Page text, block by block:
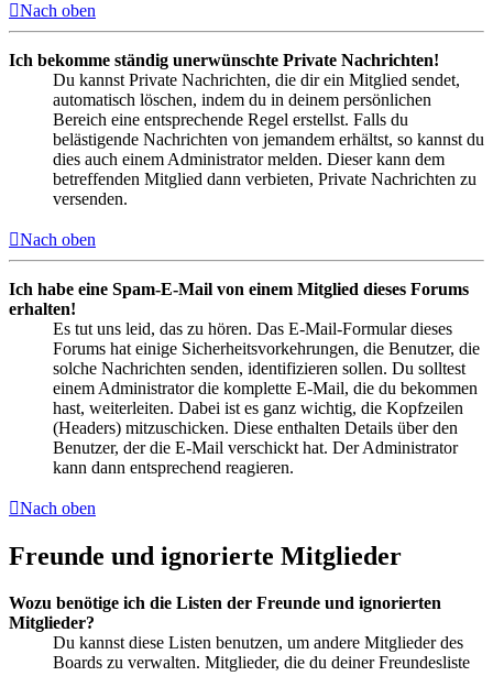
Nach oben
Ich bekomme ständig unerwünschte Private Nachrichten!
Du kannst Private Nachrichten, die dir ein Mitglied sendet,
automatisch löschen, indem du in deinem persönlichen
Bereich eine entsprechende Regel erstellst. Falls du
belästigende Nachrichten von jemandem erhältst, so kannst du
dies auch einem Administrator melden. Dieser kann dem
betreffenden Mitglied dann verbieten, Private Nachrichten zu
versenden.
Nach oben
Ich habe eine Spam-E-Mail von einem Mitglied dieses Forums
erhalten!
Es tut uns leid, das zu hören. Das E-Mail-Formular dieses
Forums hat einige Sicherheitsvorkehrungen, die Benutzer, die
solche Nachrichten senden, identifizieren sollen. Du solltest
einem Administrator die komplette E-Mail, die du bekommen
hast, weiterleiten. Dabei ist es ganz wichtig, die Kopfzeilen
(Headers) mitzuschicken. Diese enthalten Details über den
Benutzer, der die E-Mail verschickt hat. Der Administrator
kann dann entsprechend reagieren.
Nach oben
Freunde und ignorierte Mitglieder
Wozu benötige ich die Listen der Freunde und ignorierten
Mitglieder?
Du kannst diese Listen benutzen, um andere Mitglieder des
Boards zu verwalten. Mitglieder, die du deiner Freundesliste